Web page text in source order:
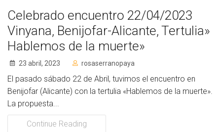
Celebrado encuentro 22/04/2023
Vinyana, Benijofar-Alicante, Tertulia»
Hablemos de la muerte»
23 abril, 2023 rosaserranopaya
El pasado sábado 22 de Abril, tuvimos el encuentro en
Benijofar (Alicante) con la tertulia «Hablemos de la muerte».
La propuesta...
Continue Reading